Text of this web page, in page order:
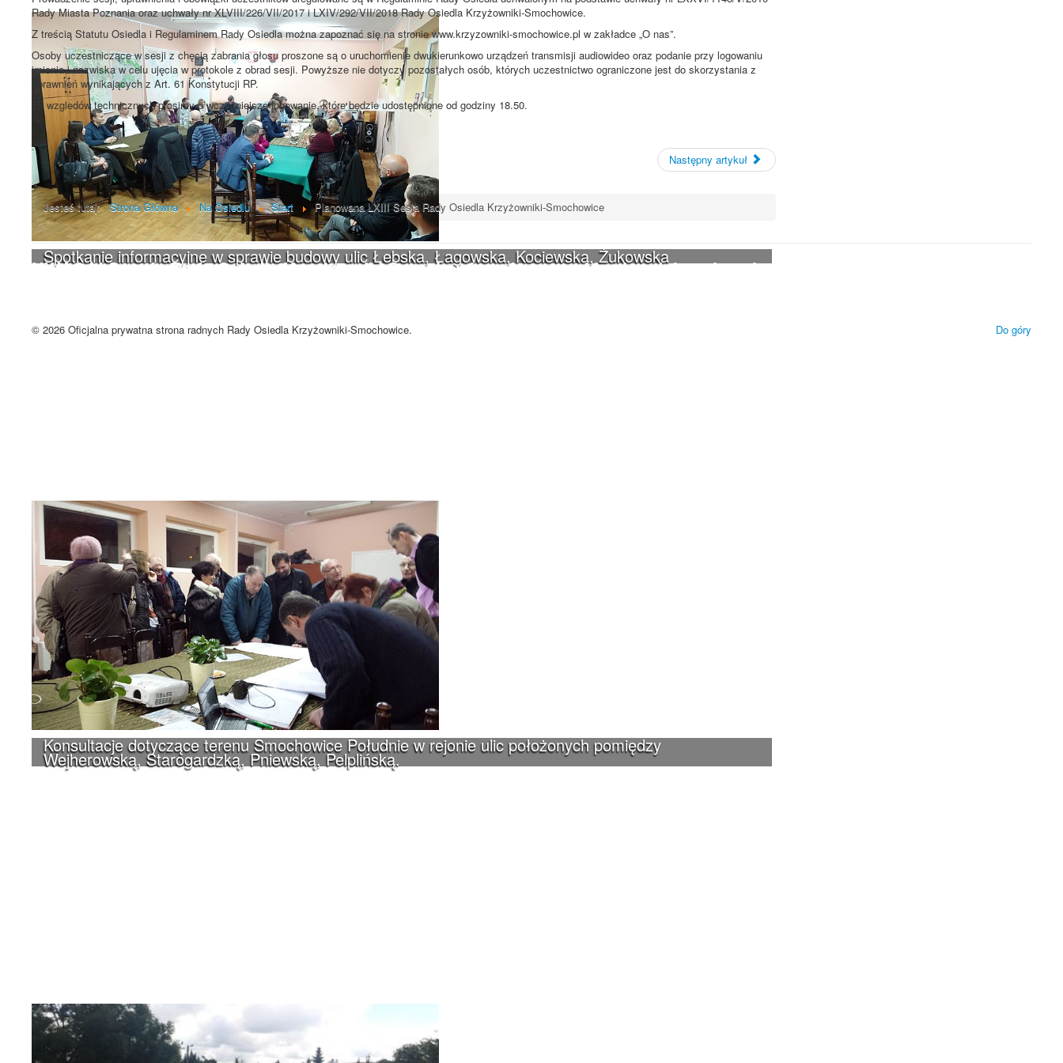
Spotkanie informacyjne w sprawie budowy ulic Łebska, Łagowska, Kociewska, Żukowska
Konsultacje dotyczące terenu Smochowice Południe w rejonie ulic położonych pomiędzy
Wejherowską, Starogardzką, Pniewską, Pelplińską.
Rady Miasta Poznania oraz uchwały nr XLVIII/226/VII/2017 i LXIV/292/VII/2018 Rady Osiedla Krzyżowniki-Smochowice.
Z treścią Statutu Osiedla i Regulaminem Rady Osiedla można zapoznać się na stronie www.krzyzowniki-smochowice.pl w zakładce „O nas”.
Osoby uczestniczące w sesji z chęcią zabrania głosu proszone są o uruchomienie dwukierunkowo urządzeń transmisji audiowideo oraz podanie przy logowaniu
imienia i nazwiska w celu ujęcia w protokole z obrad sesji. Powyższe nie dotyczy pozostałych osób, których uczestnictwo ograniczone jest do skorzystania z
uprawnień wynikających z Art. 61 Konstytucji RP.
Ze wzgledów technicznych prosimy o wcześniejsze logowanie, które będzie udostępnione od godziny 18.50.
Poprzedni artykuł Następny artykuł
Jesteś tutaj: Strona Główna Na Osiedlu Start Planowana LXIII Sesja Rady Osiedla Krzyżowniki-Smochowice
UWAGA! Serwis Rada Osiedla Krzyżowniki-Smochowice używa cookies i podobnych technologii.
Do góry
© 2026 Oficjalna prywatna strona radnych Rady Osiedla Krzyżowniki-Smochowice.